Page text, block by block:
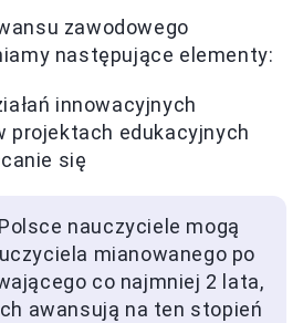
zawodowego
następujące elementy:
innowacyjnych
projektach edukacyjnych
się
nauczyciele mogą
mianowanego po
co najmniej 2 lata,
awansują na ten stopień